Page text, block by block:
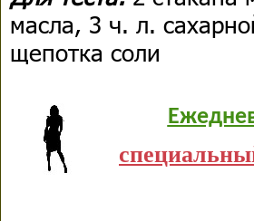
масла, 3 ч. л.
щепотка соли